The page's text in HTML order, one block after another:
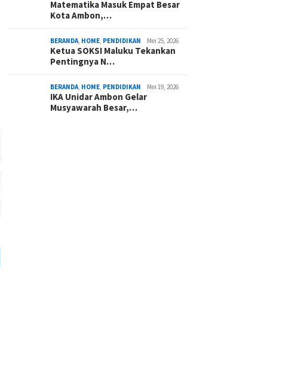
Matematika Masuk Empat Besar
Kota Ambon,…
BERANDA HOME PENDIDIKAN Mei 25, 2026
Ketua SOKSI Maluku Tekankan
Pentingnya N…
BERANDA HOME PENDIDIKAN Mei 19, 2026
IKA Unidar Ambon Gelar
Musyawarah Besar,…